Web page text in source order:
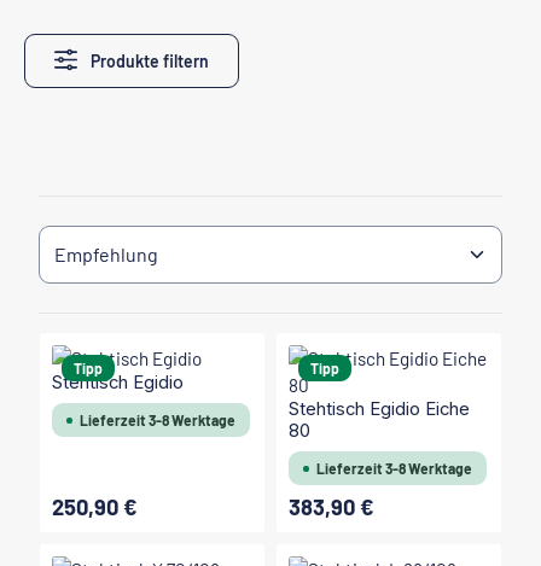
Produkte filtern
Tipp
Stehtisch Egidio
Lieferzeit 3-8 Werktage
Regulärer Preis:
250,90 €
Tipp
Stehtisch Egidio Eiche
80
Lieferzeit 3-8 Werktage
Regulärer Preis:
383,90 €